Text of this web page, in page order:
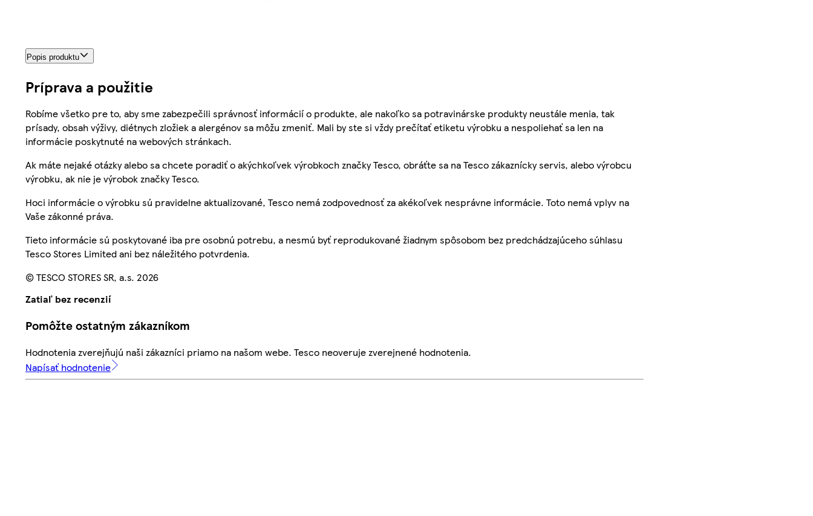
Popis produktu
Príprava a použitie
Robíme všetko pre to, aby sme zabezpečili správnosť informácií o produkte, ale nakoľko sa potravinárske produkty neustále menia, tak
prísady, obsah výživy, diétnych zložiek a alergénov sa môžu zmeniť. Mali by ste si vždy prečítať etiketu výrobku a nespoliehať sa len na
informácie poskytnuté na webových stránkach.
Ak máte nejaké otázky alebo sa chcete poradiť o akýchkoľvek výrobkoch značky Tesco, obráťte sa na Tesco zákaznícky servis, alebo výrobcu
výrobku, ak nie je výrobok značky Tesco.
Hoci informácie o výrobku sú pravidelne aktualizované, Tesco nemá zodpovednosť za akékoľvek nesprávne informácie. Toto nemá vplyv na
Vaše zákonné práva.
Tieto informácie sú poskytované iba pre osobnú potrebu, a nesmú byť reprodukované žiadnym spôsobom bez predchádzajúceho súhlasu
Tesco Stores Limited ani bez náležitého potvrdenia.
© TESCO STORES SR, a.s. 2026
Zatiaľ bez recenzií
Pomôžte ostatným zákazníkom
Hodnotenia zverejňujú naši zákazníci priamo na našom webe. Tesco neoveruje zverejnené hodnotenia.
Napísať hodnotenie